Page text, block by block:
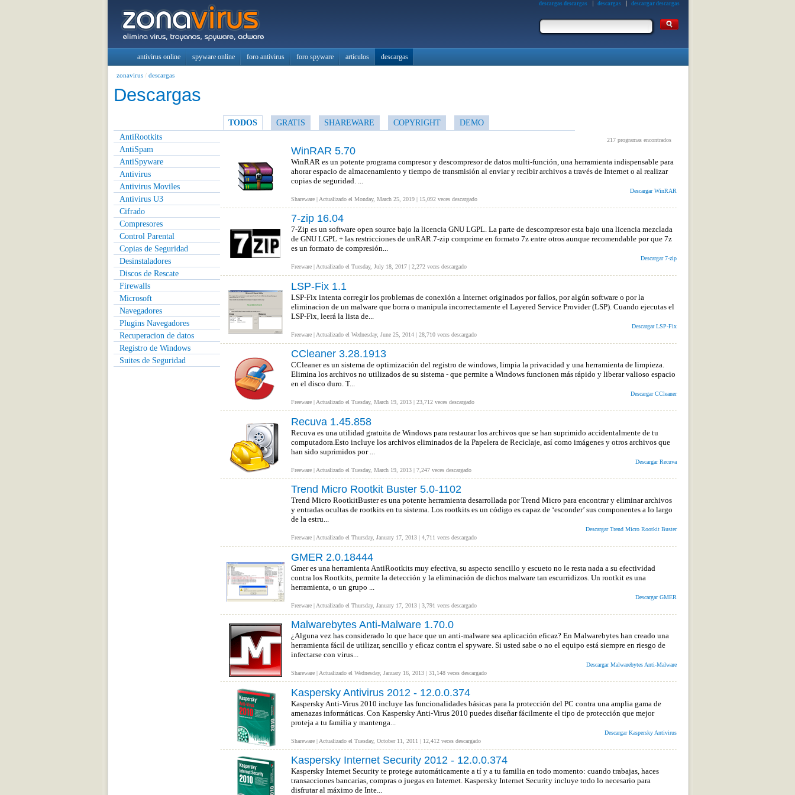
descargas descargas descargas descargar descargas
antivirus online spyware online foro antivirus foro spyware articulos descargas
zonavirus/ descargas
Descargas
AntiRootkits
AntiSpam
AntiSpyware
Antivirus
Antivirus Moviles
Antivirus U3
Cifrado
Compresores
Control Parental
Copias de Seguridad
Desinstaladores
Discos de Rescate
Firewalls
Microsoft
Navegadores
Plugins Navegadores
Recuperacion de datos
Registro de Windows
Suites de Seguridad
TODOS GRATIS SHAREWARE COPYRIGHT DEMO
217 programas encontrados
WinRAR 5.70
WinRAR es un potente programa compresor y descompresor de datos multi-función, una herramienta indispensable para
ahorar espacio de almacenamiento y tiempo de transmisión al enviar y recibir archivos a través de Internet o al realizar
copias de seguridad. ...
Descargar WinRAR
Shareware | Actualizado el Monday, March 25, 2019 | 15,092 veces descargado
7-zip 16.04
7-Zip es un software open source bajo la licencia GNU LGPL. La parte de descompresor esta bajo una licencia mezclada
de GNU LGPL + las restricciones de unRAR.7-zip comprime en formato 7z entre otros aunque recomendable por que 7z
es un formato de compresión...
Descargar 7-zip
Freeware | Actualizado el Tuesday, July 18, 2017 | 2,272 veces descargado
LSP-Fix 1.1
LSP-Fix intenta corregir los problemas de conexión a Internet originados por fallos, por algún software o por la
eliminacion de un malware que borra o manipula incorrectamente el Layered Service Provider (LSP). Cuando ejecutas el
LSP-Fix, leerá la lista de...
Descargar LSP-Fix
Freeware | Actualizado el Wednesday, June 25, 2014 | 28,710 veces descargado
CCleaner 3.28.1913
CCleaner es un sistema de optimización del registro de windows, limpia la privacidad y una herramienta de limpieza.
Elimina los archivos no utilizados de su sistema - que permite a Windows funcionen más rápido y liberar valioso espacio
en el disco duro. T...
Descargar CCleaner
Freeware | Actualizado el Tuesday, March 19, 2013 | 23,712 veces descargado
Recuva 1.45.858
Recuva es una utilidad gratuita de Windows para restaurar los archivos que se han suprimido accidentalmente de tu
computadora.Esto incluye los archivos eliminados de la Papelera de Reciclaje, así como imágenes y otros archivos que
han sido suprimidos por ...
Descargar Recuva
Freeware | Actualizado el Tuesday, March 19, 2013 | 7,247 veces descargado
Trend Micro Rootkit Buster 5.0-1102
Trend Micro RootkitBuster es una potente herramienta desarrollada por Trend Micro para encontrar y eliminar archivos
y entradas ocultas de rootkits en tu sistema. Los rootkits es un código es capaz de ‘esconder’ sus componentes a lo largo
de la estru...
Descargar Trend Micro Rootkit Buster
Freeware | Actualizado el Thursday, January 17, 2013 | 4,711 veces descargado
GMER 2.0.18444
Gmer es una herramienta AntiRootkits muy efectiva, su aspecto sencillo y escueto no le resta nada a su efectividad
contra los Rootkits, permite la detección y la eliminación de dichos malware tan escurridizos. Un rootkit es una
herramienta, o un grupo ...
Descargar GMER
Freeware | Actualizado el Thursday, January 17, 2013 | 3,791 veces descargado
Malwarebytes Anti-Malware 1.70.0
¿Alguna vez has considerado lo que hace que un anti-malware sea aplicación eficaz? En Malwarebytes han creado una
herramienta fácil de utilizar, sencillo y eficaz contra el spyware. Si usted sabe o no el equipo está siempre en riesgo de
infectarse con virus...
Descargar Malwarebytes Anti-Malware
Shareware | Actualizado el Wednesday, January 16, 2013 | 31,148 veces descargado
Kaspersky Antivirus 2012 - 12.0.0.374
Kaspersky Anti-Virus 2010 incluye las funcionalidades básicas para la protección del PC contra una amplia gama de
amenazas informáticas. Con Kaspersky Anti-Virus 2010 puedes diseñar fácilmente el tipo de protección que mejor
proteja a tu familia y mantenga...
Descargar Kaspersky Antivirus
Shareware | Actualizado el Tuesday, October 11, 2011 | 12,412 veces descargado
Kaspersky Internet Security 2012 - 12.0.0.374
Kaspersky Internet Security te protege automáticamente a tí y a tu familia en todo momento: cuando trabajas, haces
transacciones bancarias, compras o juegas en Internet. Kaspersky Internet Security incluye todo lo necesario para
disfrutar al máximo de Inte...